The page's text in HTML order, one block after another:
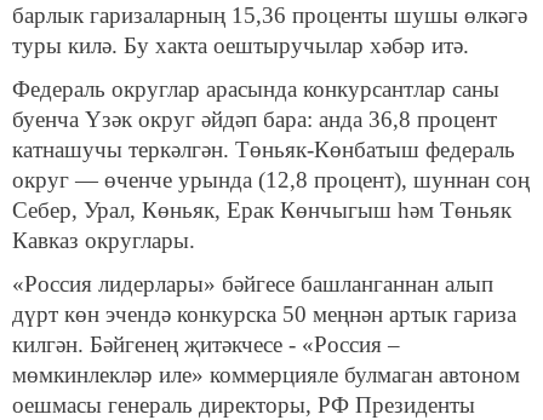
барлык гаризаларның 15,36 проценты шушы өлкәгә
туры килә. Бу хакта оештыручылар хәбәр итә.
Федераль округлар арасында конкурсантлар саны
буенча Үзәк округ әйдәп бара: анда 36,8 процент
катнашучы теркәлгән. Төньяк-Көнбатыш федераль
округ — өченче урында (12,8 процент), шуннан соң
Себер, Урал, Көньяк, Ерак Көнчыгыш һәм Төньяк
Кавказ округлары.
«Россия лидерлары» бәйгесе башланганнан алып
дүрт көн эчендә конкурска 50 меңнән артык гариза
килгән. Бәйгенең җитәкчесе - «Россия –
мөмкинлекләр иле» коммерцияле булмаган автоном
оешмасы генераль директоры, РФ Президенты